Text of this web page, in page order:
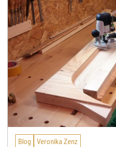
Blog Veronika Zenz